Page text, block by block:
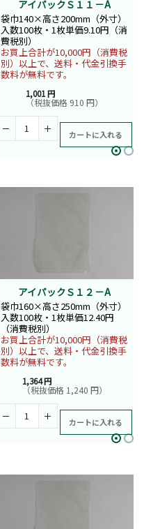
アイパックＳ１１－A
袋巾140×高さ200mm（外寸）
入数100枚・1枚単価9.10円（消
費税別）
お買上合計が10,000円（消費税
別）以上で、送料・代金引換手
数料が無料です。
1,001 円
（税抜価格 910 円）
カートに入れる
アイパックＳ１２－A
袋巾160×高さ250mm（外寸）
入数100枚・1枚単価12.40円
（消費税別）
お買上合計が10,000円（消費税
別）以上で、送料・代金引換手
数料が無料です。
1,364 円
（税抜価格 1,240 円）
カートに入れる